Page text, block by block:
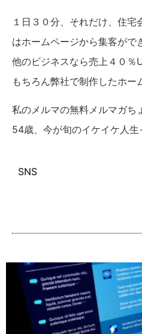
１日３０分、それだけ、住
はホームページから集客がで
他のビジネスなら売上４０％
もちろん弊社で制作したホー
私のメルマの無料メルマガち
54歳、今が旬のイケイケ人
SNS